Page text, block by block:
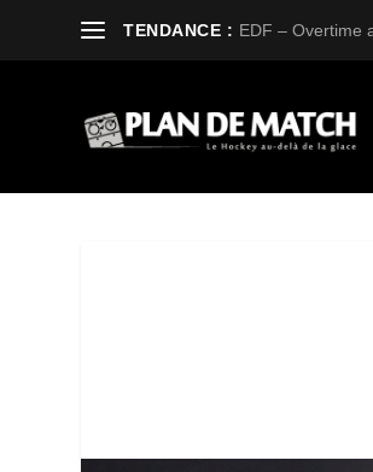
TENDANCE : EDF – Overtime